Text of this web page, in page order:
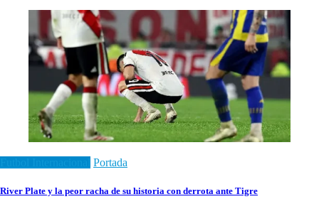
Portada
River Plate y la peor racha de su historia con derrota ante Tigre